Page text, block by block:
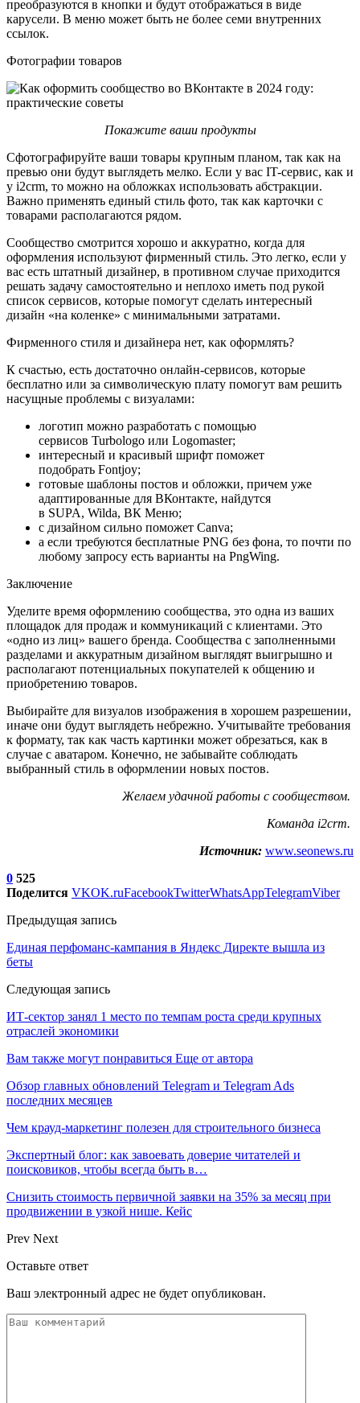
преобразуются в кнопки и будут отображаться в виде
карусели. В меню может быть не более семи внутренних
ссылок.
Фотографии товаров
Покажите ваши продукты
Сфотографируйте ваши товары крупным планом, так как на
превью они будут выглядеть мелко. Если у вас IT-сервис, как и
у i2crm, то можно на обложках использовать абстракции.
Важно применять единый стиль фото, так как карточки с
товарами располагаются рядом.
Сообщество смотрится хорошо и аккуратно, когда для
оформления используют фирменный стиль. Это легко, если у
вас есть штатный дизайнер, в противном случае приходится
решать задачу самостоятельно и неплохо иметь под рукой
список сервисов, которые помогут сделать интересный
дизайн «на коленке» с минимальными затратами.
Фирменного стиля и дизайнера нет, как оформлять?
К счастью, есть достаточно онлайн-сервисов, которые
бесплатно или за символическую плату помогут вам решить
насущные проблемы с визуалами:
логотип можно разработать с помощью
сервисов Turbologo или Logomaster;
интересный и красивый шрифт поможет
подобрать Fontjoy;
готовые шаблоны постов и обложки, причем уже
адаптированные для ВКонтакте, найдутся
в SUPA, Wilda, ВК Меню;
с дизайном сильно поможет Canva;
а если требуются бесплатные PNG без фона, то почти по
любому запросу есть варианты на PngWing.
Заключение
Уделите время оформлению сообщества, это одна из ваших
площадок для продаж и коммуникаций с клиентами. Это
«одно из лиц» вашего бренда. Сообщества с заполненными
разделами и аккуратным дизайном выглядят выигрышно и
располагают потенциальных покупателей к общению и
приобретению товаров.
Выбирайте для визуалов изображения в хорошем разрешении,
иначе они будут выглядеть небрежно. Учитывайте требования
к формату, так как часть картинки может обрезаться, как в
случае с аватаром. Конечно, не забывайте соблюдать
выбранный стиль в оформлении новых постов.
Желаем удачной работы с сообществом.
Команда i2crm.
Источник: www.seonews.ru
0 525
Поделится VKOK.ruFacebookTwitterWhatsAppTelegramViber
Предыдущая запись
Единая перфоманс-кампания в Яндекс Директе вышла из
беты
Следующая запись
ИТ-сектор занял 1 место по темпам роста среди крупных
отраслей экономики
Вам также могут понравиться Еще от автора
Обзор главных обновлений Telegram и Telegram Ads
последних месяцев
Чем крауд-маркетинг полезен для строительного бизнеса
Экспертный блог: как завоевать доверие читателей и
поисковиков, чтобы всегда быть в…
Снизить стоимость первичной заявки на 35% за месяц при
продвижении в узкой нише. Кейс
Prev Next
Оставьте ответ
Ваш электронный адрес не будет опубликован.